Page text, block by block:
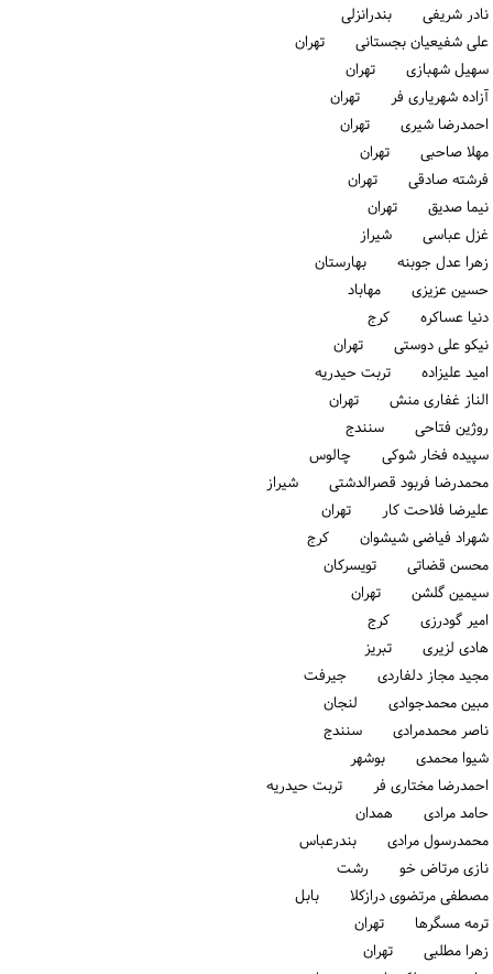
نادر شریفی بندرانزلی
علی شفیعیان بجستانی تهران
سهیل شهبازی تهران
آزاده شهریاری فر تهران
احمدرضا شیری تهران
مهلا صاحبی تهران
فرشته صادقی تهران
نیما صدیق تهران
غزل عباسی شیراز
زهرا عدل جوبنه بهارستان
حسین عزیزی مهاباد
دنیا عساکره كرج
نیکو علی دوستی تهران
امید علیزاده تربت حیدریه
الناز غفاری منش تهران
روژین فتاحی سنندج
سپیده فخار شوکی چالوس
محمدرضا فربود قصرالدشتی شیراز
علیرضا فلاحت کار تهران
شهراد فیاضی شیشوان كرج
محسن قضاتی تویسركان
سیمین گلشن تهران
امیر گودرزی كرج
هادی لزیری تبریز
مجید مجاز دلفاردی جیرفت
مبین محمدجوادی لنجان
ناصر محمدمرادی سنندج
شیوا محمدی بوشهر
احمدرضا مختاری فر تربت حیدریه
حامد مرادی همدان
محمدرسول مرادی بندرعباس
نازی مرتاض خو رشت
مصطفی مرتضوی درازکلا بابل
ترمه مسگرها تهران
زهرا مطلبی تهران